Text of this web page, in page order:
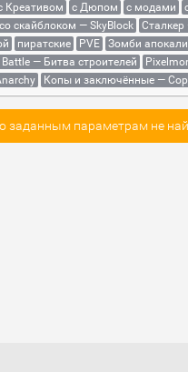
Креативом с Дюпом с модами
со скайблоком — SkyBlock Сталкер
пиратские PVE Зомби
Battle — Битва строителей
Копы и заключённые —
заданным параметрам не